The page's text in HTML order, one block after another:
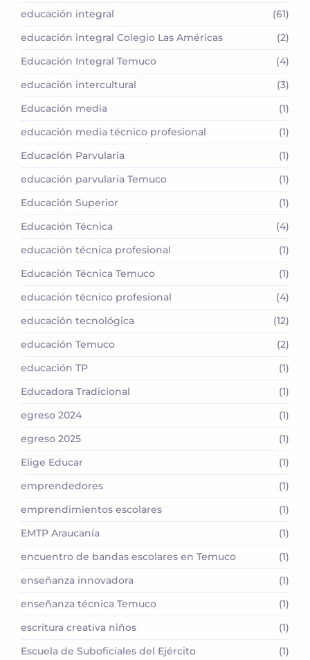
educación integral
(61)
educación integral Colegio Las Américas
(2)
Educación Integral Temuco
(4)
educación intercultural
(3)
Educación media
(1)
educación media técnico profesional
(1)
Educación Parvularia
(1)
educación parvularia Temuco
(1)
Educación Superior
(1)
Educación Técnica
(4)
educación técnica profesional
(1)
Educación Técnica Temuco
(1)
educación técnico profesional
(4)
educación tecnológica
(12)
educación Temuco
(2)
educación TP
(1)
Educadora Tradicional
(1)
egreso 2024
(1)
egreso 2025
(1)
Elige Educar
(1)
emprendedores
(1)
emprendimientos escolares
(1)
EMTP Araucanía
(1)
encuentro de bandas escolares en Temuco
(1)
enseñanza innovadora
(1)
enseñanza técnica Temuco
(1)
escritura creativa niños
(1)
Escuela de Suboficiales del Ejército
(1)